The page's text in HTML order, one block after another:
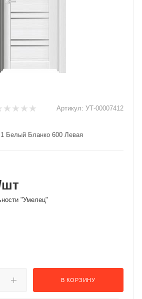
Артикул: УТ-00007412
Белый Бланко 600 Левая
"Умелец"
В КОРЗИНУ
товары
сегодня только
любого банка
Остались вопросы?